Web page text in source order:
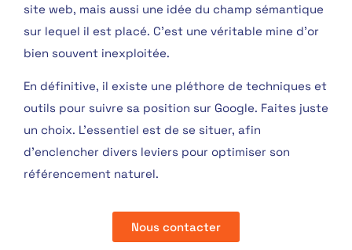
site web, mais aussi une idée du champ sémantique
sur lequel il est placé. C’est une véritable mine d’or
bien souvent inexploitée.
En définitive, il existe une pléthore de techniques et
outils pour suivre sa position sur Google. Faites juste
un choix. L’essentiel est de se situer, afin
d’enclencher divers leviers pour optimiser son
référencement naturel.
Nous contacter